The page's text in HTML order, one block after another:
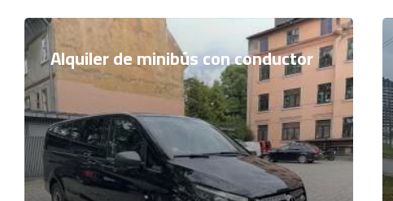
Alquiler de minibús con conductor